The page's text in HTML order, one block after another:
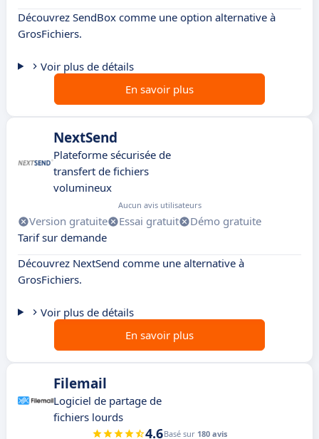
Découvrez SendBox comme une option alternative à
GrosFichiers.
Voir plus de détails
En savoir plus
NextSend
Plateforme sécurisée de
transfert de fichiers
volumineux
Aucun avis utilisateurs
Version gratuite Essai gratuit
Démo gratuite
Tarif sur demande
Découvrez NextSend comme une alternative à
GrosFichiers.
Voir plus de détails
En savoir plus
Filemail
Logiciel de partage de
fichiers lourds
4.6Basé sur 180 avis